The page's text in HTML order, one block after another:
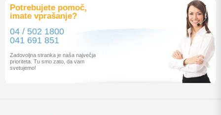
Potrebujete pomoč,
imate vprašanje?
04 / 502 1800
041 691 851
Zadovoljna stranka je naša največja
prioriteta. Tu smo zato, da vam
svetujemo!